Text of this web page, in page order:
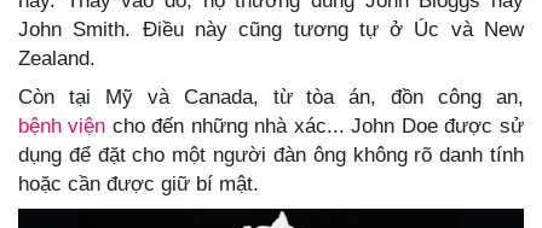
John Smith. Điều này cũng tương tự ở Úc và New
Zealand.
Còn tại Mỹ và Canada, từ tòa án, đồn công an,
bệnh viện cho đến những nhà xác... John Doe được sử
dụng để đặt cho một người đàn ông không rõ danh tính
hoặc cần được giữ bí mật.